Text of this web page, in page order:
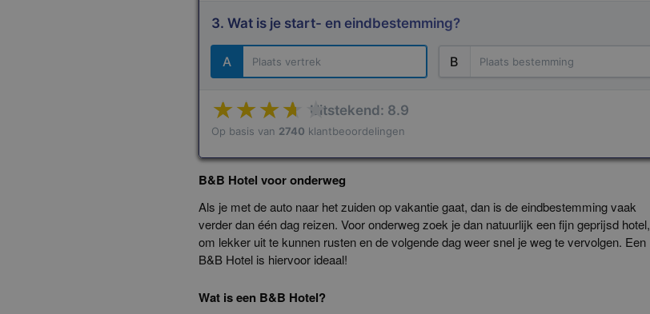
3. Wat is je start- en eindbestemming?
A B
Uitstekend: 8.9
Op basis van 2740 klantbeoordelingen
B&B Hotel voor onderweg
Als je met de auto naar het zuiden op vakantie gaat, dan is de eindbestemming vaak
verder dan één dag reizen. Voor onderweg zoek je dan natuurlijk een fijn geprijsd hotel,
om lekker uit te kunnen rusten en de volgende dag weer snel je weg te vervolgen. Een
B&B Hotel is hiervoor ideaal!
Wat is een B&B Hotel?